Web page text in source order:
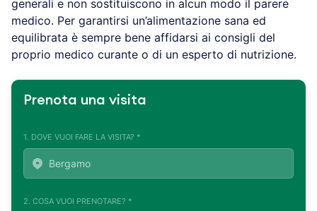
generali e non sostituiscono in alcun modo il parere
medico. Per garantirsi un’alimentazione sana ed
equilibrata è sempre bene affidarsi ai consigli del
proprio medico curante o di un esperto di nutrizione.
Prenota una visita
1. DOVE VUOI FARE LA VISITA? *
2. COSA VUOI PRENOTARE? *